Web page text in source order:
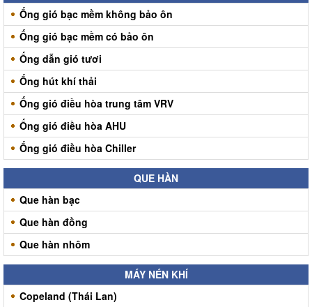
Ống gió bạc mềm không bảo ôn
Ống gió bạc mềm có bảo ôn
Ống dẫn gió tươi
Ống hút khí thải
Ống gió điều hòa trung tâm VRV
Ống gió điều hòa AHU
Ống gió điều hòa Chiller
QUE HÀN
Que hàn bạc
Que hàn đồng
Que hàn nhôm
MÁY NÉN KHÍ
Copeland (Thái Lan)